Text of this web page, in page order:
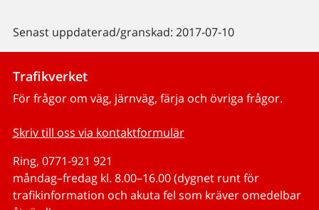
Senast uppdaterad/granskad: 2017-07-10
Trafikverket
För frågor om väg, järnväg, färja och övriga frågor.
Skriv till oss via kontaktformulär
Ring, 0771-921 921
måndag–fredag kl. 8.00–16.00 (dygnet runt för
trafikinformation och akuta fel som kräver omedelbar